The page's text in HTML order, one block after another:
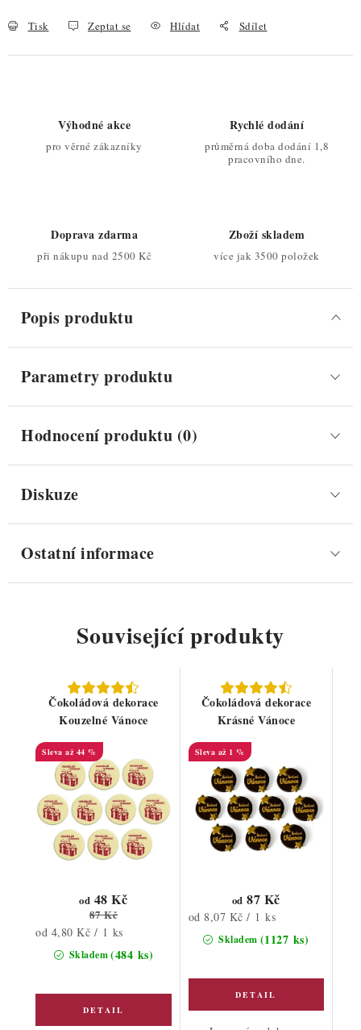
Tisk Zeptat se Hlídat Sdílet
Výhodné akce
pro věrné zákazníky
Rychlé dodání
průměrná doba dodání 1,8
pracovního dne.
Doprava zdarma
při nákupu nad 2500 Kč
Zboží skladem
více jak 3500 položek
Popis produktu
Parametry produktu
Hodnocení produktu (0)
Diskuze
Ostatní informace
Související produkty
Čokoládová dekorace
Kouzelné Vánoce
až 44 %
Skladem(484 ks)
od 48 Kč
87 Kč
Měrná
cena:
od 4,80 Kč / 1 ks
Čokoládová dekorace
Krásné Vánoce
až 1 %
Skladem (1127 ks)
od 87 Kč
Měrná
cena:
od 8,07 Kč / 1 ks